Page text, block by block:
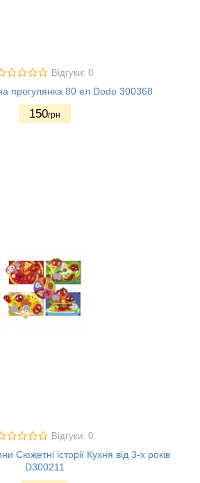
Відгуки: 0
прогулянка 80 ел Dodo 300368
150грн
Відгуки: 0
Сюжетні історії Кухня від 3-х років
D300211